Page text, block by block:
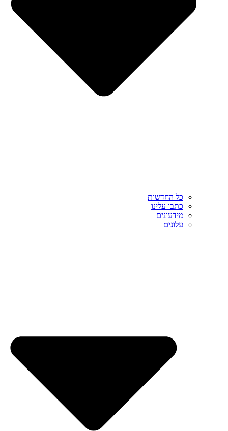
כל החדשות
כתבו עלינו
מידעונים
עלונים